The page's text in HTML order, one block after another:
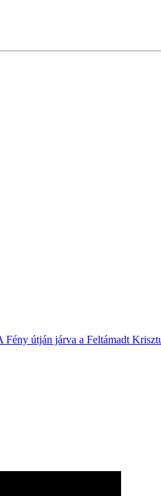
útján járva a Feltámadt